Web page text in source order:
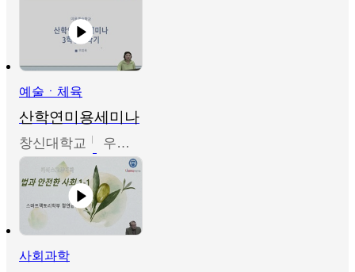
예술ㆍ체육
산학연미용세미나
창신대학교 우미옥,오윤경,박선이
사회과학